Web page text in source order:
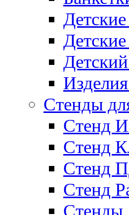
Стенды
Стенд
Стенд
Стенд
Стенд
Стенды